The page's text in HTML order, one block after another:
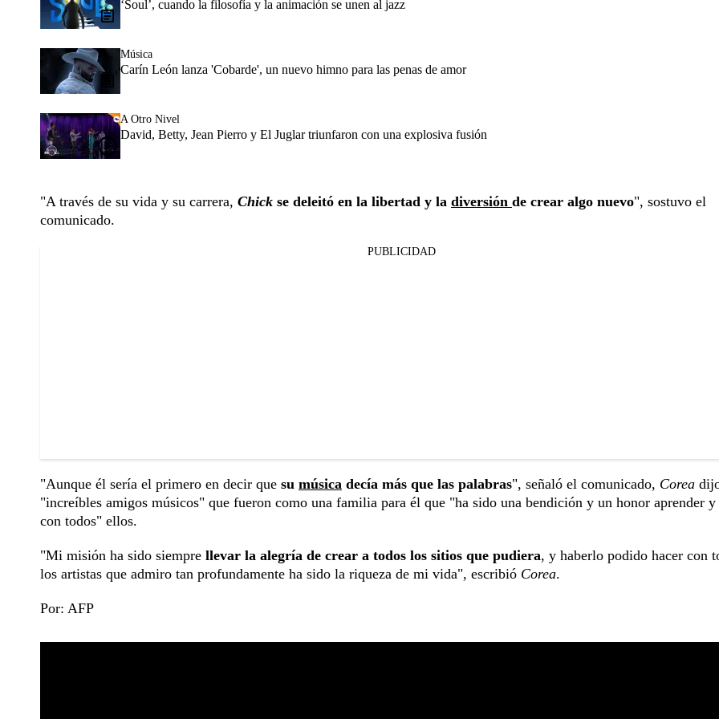
‘Soul’, cuando la filosofía y la animación se unen al jazz
Música
Carín León lanza 'Cobarde', un nuevo himno para las penas de amor
A Otro Nivel
David, Betty, Jean Pierro y El Juglar triunfaron con una explosiva fusión
"A través de su vida y su carrera, Chick se deleitó en la libertad y la diversión de crear algo nuevo", sostuvo el
comunicado.
PUBLICIDAD
"Aunque él sería el primero en decir que su música decía más que las palabras", señaló el comunicado, Corea
"increíbles amigos músicos" que fueron como una familia para él que "ha sido una bendición y un honor aprender y
con todos" ellos.
"Mi misión ha sido siempre llevar la alegría de crear a todos los sitios que pudiera, y haberlo podido hacer con
los artistas que admiro tan profundamente ha sido la riqueza de mi vida", escribió Corea.
Por: AFP